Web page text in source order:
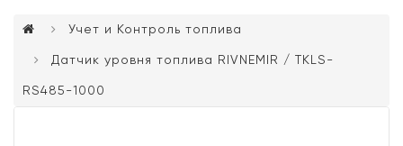
Учет и Контроль топлива
Датчик уровня топлива RIVNEMIR / TKLS-
RS485-1000